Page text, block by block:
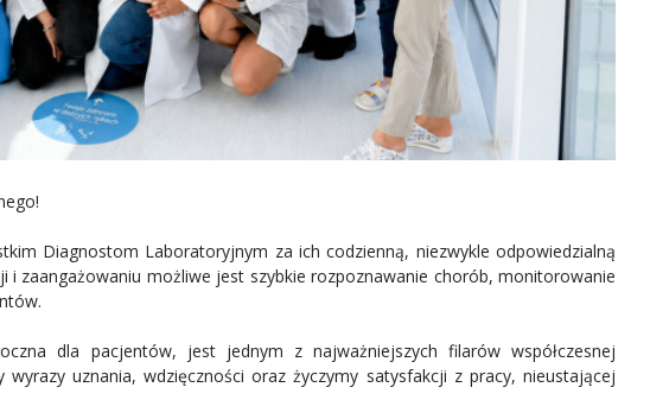
Diagnostom Laboratoryjnym za ich codzienną, niezwykle odpowiedzialną
i zaangażowaniu możliwe jest szybkie rozpoznawanie chorób, monitorowanie
dla pacjentów, jest jednym z najważniejszych filarów współczesnej
wyrazy uznania, wdzięczności oraz życzymy satysfakcji z pracy, nieustającej